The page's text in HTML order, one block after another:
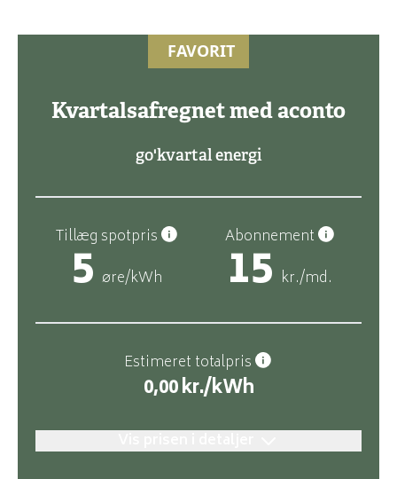
FAVORIT
Kvartalsafregnet med aconto
go'kvartal energi
Tillæg spotpris
5 øre/kWh
Abonnement
15 kr./md.
Estimeret totalpris
0,00kr./kWh